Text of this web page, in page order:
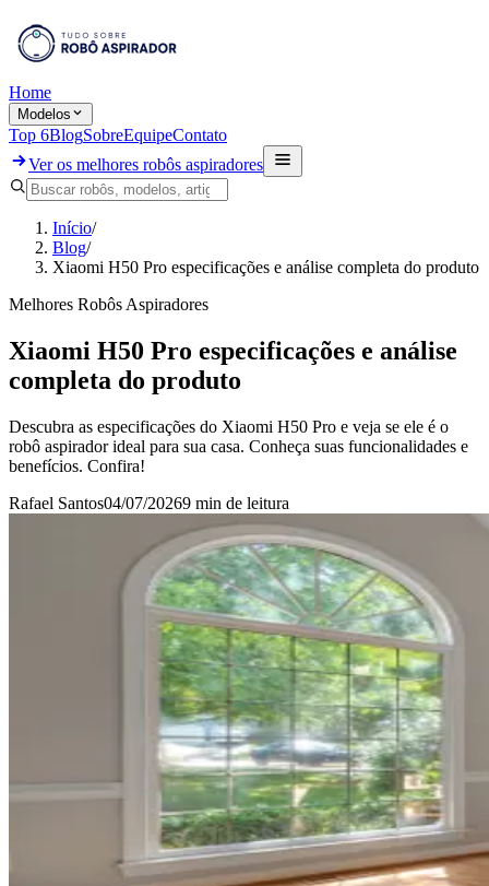
Home
Modelos
Top 6BlogSobreEquipeContato
Ver os melhores robôs aspiradores
Início/
Blog/
Xiaomi H50 Pro especificações e análise completa do produto
Melhores Robôs Aspiradores
Xiaomi H50 Pro especificações e análise
completa do produto
Descubra as especificações do Xiaomi H50 Pro e veja se ele é o
robô aspirador ideal para sua casa. Conheça suas funcionalidades e
benefícios. Confira!
Rafael Santos04/07/20269 min de leitura